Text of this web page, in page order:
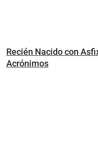
Recién Nacido con
Acrónimos